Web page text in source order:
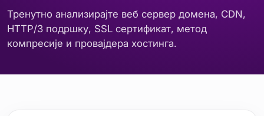
Тренутно анализирајте веб сервер домена, CDN,
HTTP/3 подршку, SSL сертификат, метод
компресије и провајдера хостинга.